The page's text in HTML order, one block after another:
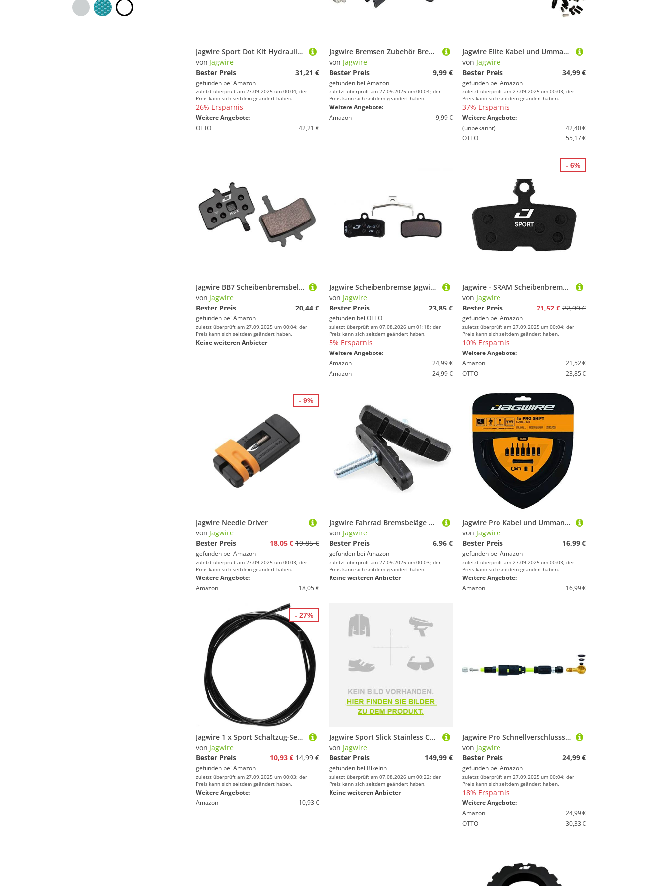
Jagwire Sport Dot Kit Hydraulischer Bremskit, Schwarz, 2 m
von Jagwire
Bester Preis
31,21 €
gefunden bei Amazon
zuletzt überprüft am 27.09.2025 um 00:04; der
Preis kann sich seitdem geändert haben.
26% Ersparnis
Weitere Angebote:
OTTO
42,21 €
Jagwire Bremsen Zubehör Bremsleitungshalter Alu
von Jagwire
Bester Preis
9,99 €
gefunden bei Amazon
zuletzt überprüft am 27.09.2025 um 00:04; der
Preis kann sich seitdem geändert haben.
Weitere Angebote:
Amazon
9,99 €
Jagwire Elite Kabel und Ummantelungen, Schwarz, one Size
von Jagwire
Bester Preis
34,99 €
gefunden bei Amazon
zuletzt überprüft am 27.09.2025 um 00:03; der
Preis kann sich seitdem geändert haben.
37% Ersparnis
Weitere Angebote:
(unbekannt)
42,40 €
OTTO
55,17 €
Jagwire BB7 Scheibenbremsbelag MTB Pro Extreme Avid
von Jagwire
Bester Preis
20,44 €
gefunden bei Amazon
zuletzt überprüft am 27.09.2025 um 00:04; der
Preis kann sich seitdem geändert haben.
Keine weiteren Anbieter
Jagwire Scheibenbremse Jagwire Disc Pro Extreme Sintered Bremsbeläge Schwarz - Aggressive Bre
von Jagwire
Bester Preis
23,85 €
gefunden bei OTTO
zuletzt überprüft am 07.08.2026 um 01:18; der
Preis kann sich seitdem geändert haben.
5% Ersparnis
Weitere Angebote:
Amazon
24,99 €
Amazon
24,99 €
Jagwire - SRAM Scheibenbremsbeläge | Pro Extreme Sintered | SRAM Code RSC, Code R, Code (2011-2016), Schwarz
von Jagwire
Bester Preis
21,52 € 22,99 €
gefunden bei Amazon
zuletzt überprüft am 27.09.2025 um 00:04; der
Preis kann sich seitdem geändert haben.
10% Ersparnis
Weitere Angebote:
Amazon
21,52 €
OTTO
23,85 €
- 6%
Jagwire Needle Driver
von Jagwire
Bester Preis
18,05 € 19,85 €
gefunden bei Amazon
zuletzt überprüft am 27.09.2025 um 00:03; der
Preis kann sich seitdem geändert haben.
Weitere Angebote:
Amazon
18,05 €
- 9%
Jagwire Fahrrad Bremsbeläge B.-Schuh SwitchB Cantilever, Schwarz
von Jagwire
Bester Preis
6,96 €
gefunden bei Amazon
zuletzt überprüft am 27.09.2025 um 00:03; der
Preis kann sich seitdem geändert haben.
Keine weiteren Anbieter
Jagwire Pro Kabel und Ummantelungen für Erwachsene, Unisex, Schwarz, Einheitsgröße
von Jagwire
Bester Preis
16,99 €
gefunden bei Amazon
zuletzt überprüft am 27.09.2025 um 00:03; der
Preis kann sich seitdem geändert haben.
Weitere Angebote:
Amazon
16,99 €
Jagwire 1 x Sport Schaltzug-Set, schwarz
von Jagwire
Bester Preis
10,93 € 14,99 €
gefunden bei Amazon
zuletzt überprüft am 27.09.2025 um 00:03; der
Preis kann sich seitdem geändert haben.
Weitere Angebote:
Amazon
10,93 €
- 27%
Jagwire Sport Slick Stainless Campagnolo Shift Cable 1.1x2300 Mm 100 Units Schwarz
von Jagwire
Bester Preis
149,99 €
gefunden bei BikeInn
zuletzt überprüft am 07.08.2026 um 00:22; der
Preis kann sich seitdem geändert haben.
Keine weiteren Anbieter
Jagwire Pro Schnellverschlusssystem Adapter-sram Level Kit-Anschluss Unisex Erwachsene, schwarz
von Jagwire
Bester Preis
24,99 €
gefunden bei Amazon
zuletzt überprüft am 27.09.2025 um 00:04; der
Preis kann sich seitdem geändert haben.
18% Ersparnis
Weitere Angebote:
Amazon
24,99 €
OTTO
30,33 €